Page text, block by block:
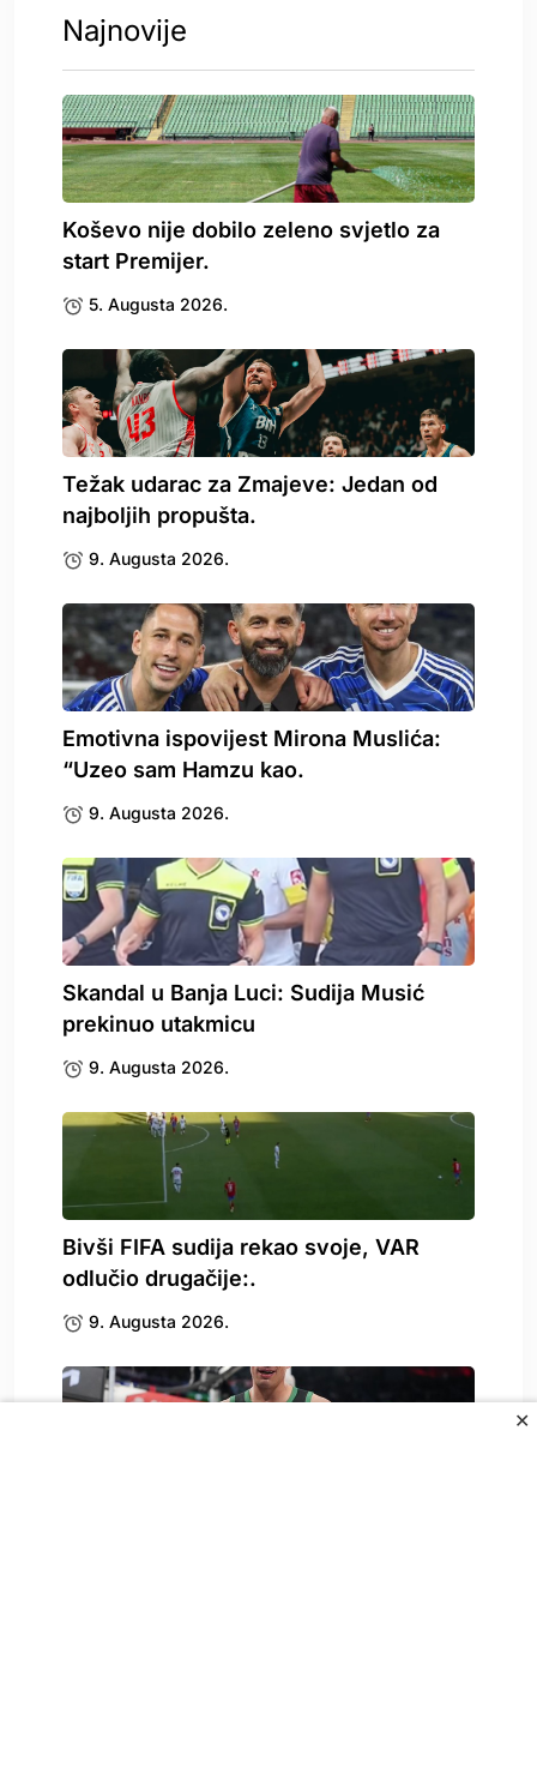
✕
Najnovije
Koševo nije dobilo zeleno svjetlo za
start Premijer.
5. Augusta 2026.
Težak udarac za Zmajeve: Jedan od
najboljih propušta.
9. Augusta 2026.
Emotivna ispovijest Mirona Muslića:
“Uzeo sam Hamzu kao.
9. Augusta 2026.
Skandal u Banja Luci: Sudija Musić
prekinuo utakmicu
9. Augusta 2026.
Bivši FIFA sudija rekao svoje, VAR
odlučio drugačije:.
9. Augusta 2026.